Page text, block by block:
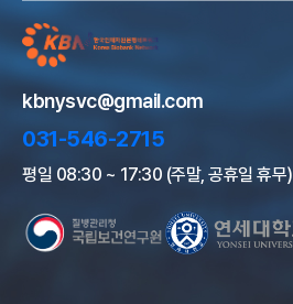
kbnysvc@gmail.com
031-546-2715
평일 08:30 ~ 17:30 (주말, 공휴일 휴무)